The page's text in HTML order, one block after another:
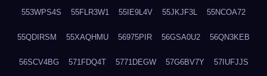
553WPS4S 55FLR3W1 55IE9L4V 55JKJF3L 55NCOA72
55QDIRSM 55XAQHMU 56975PIR 56GSA0U2 56QN3KEB
56SCV4BG 571FDQ4T 5771DEGW 57G6BV7Y 57IUFJJS